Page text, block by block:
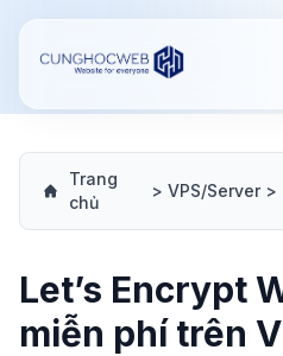
Trang
chủ
> VPS/Server >
Let’s Encrypt
miễn phí trên